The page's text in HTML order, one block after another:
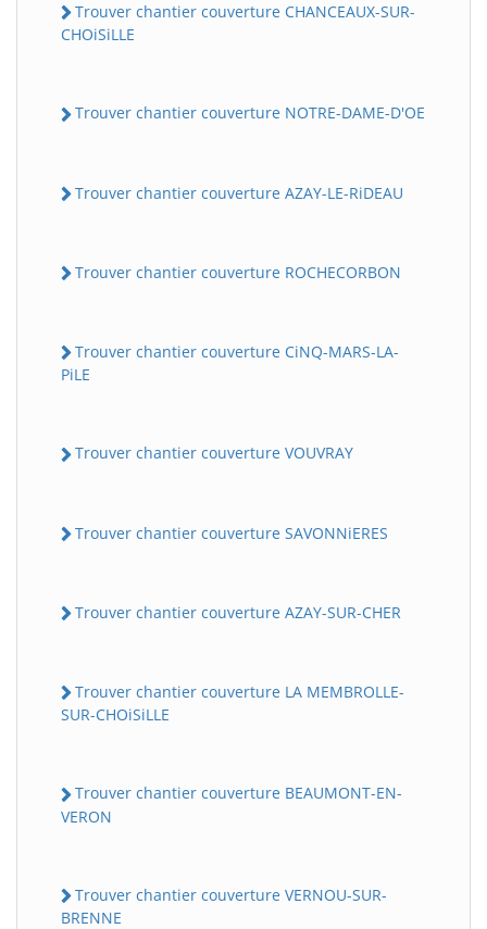
Trouver chantier couverture CHANCEAUX-SUR-
CHOiSiLLE
Trouver chantier couverture NOTRE-DAME-D'OE
Trouver chantier couverture AZAY-LE-RiDEAU
Trouver chantier couverture ROCHECORBON
Trouver chantier couverture CiNQ-MARS-LA-
PiLE
Trouver chantier couverture VOUVRAY
Trouver chantier couverture SAVONNiERES
Trouver chantier couverture AZAY-SUR-CHER
Trouver chantier couverture LA MEMBROLLE-
SUR-CHOiSiLLE
Trouver chantier couverture BEAUMONT-EN-
VERON
Trouver chantier couverture VERNOU-SUR-
BRENNE